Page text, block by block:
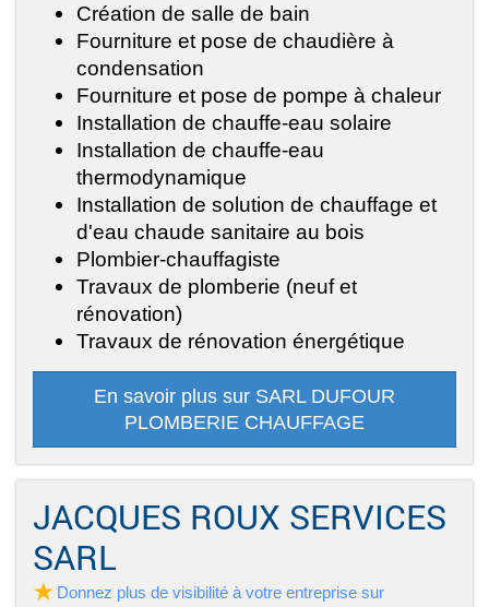
Création de salle de bain
Fourniture et pose de chaudière à
condensation
Fourniture et pose de pompe à chaleur
Installation de chauffe-eau solaire
Installation de chauffe-eau
thermodynamique
Installation de solution de chauffage et
d'eau chaude sanitaire au bois
Plombier-chauffagiste
Travaux de plomberie (neuf et
rénovation)
Travaux de rénovation énergétique
En savoir plus sur SARL DUFOUR
PLOMBERIE CHAUFFAGE
JACQUES ROUX SERVICES
SARL
Donnez plus de visibilité à votre entreprise sur